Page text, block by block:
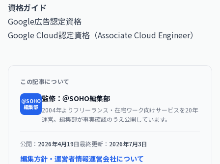
資格ガイド
Google広告認定資格
Google Cloud認定資格（Associate Cloud Engineer）
この記事について
＠SOHO
編集部
監修：＠SOHO編集部
2004年よりフリーランス・在宅ワーク向けサービスを20年
運営。編集部が事実確認のうえ公開しています。
公開： 2026年4月19日最終更新： 2026年7月3日
編集方針・運営者情報運営会社について